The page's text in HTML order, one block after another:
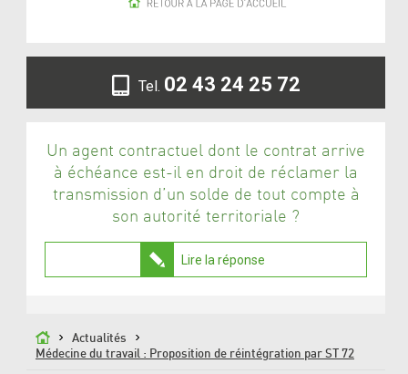
Tel. 02 43 24 25 72
Un agent contractuel dont le contrat arrive
à échéance est-il en droit de réclamer la
transmission d’un solde de tout compte à
son autorité territoriale ?
Lire la réponse
Actualités
Médecine du travail : Proposition de réintégration par ST 72